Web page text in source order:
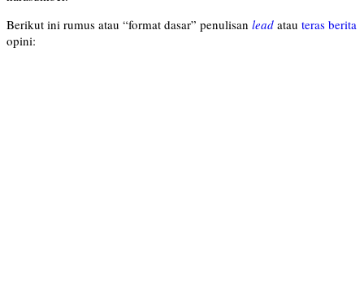
Berikut ini rumus atau “format dasar” penulisan lead atau teras berita
opini: